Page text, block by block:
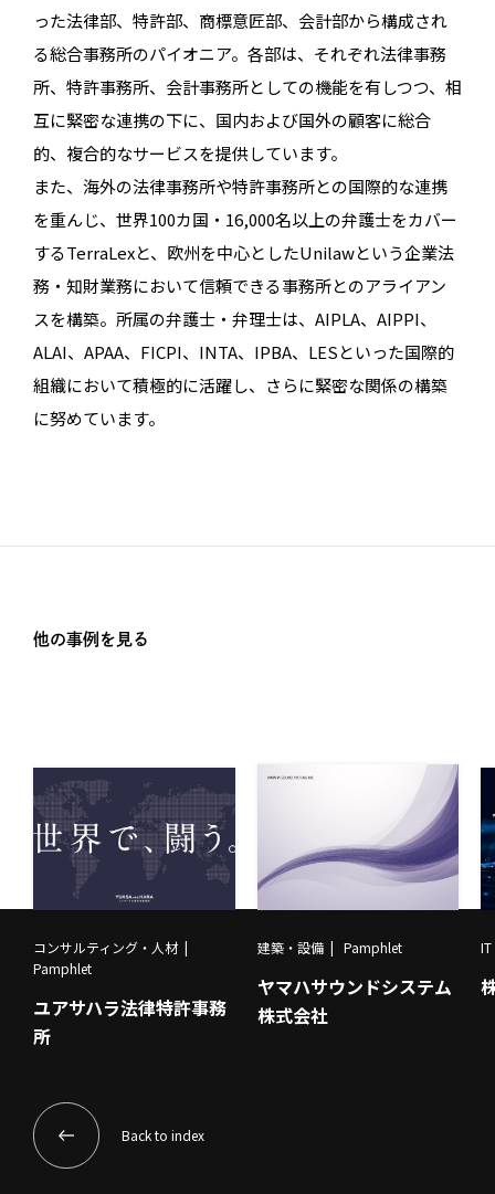
った法律部、特許部、商標意匠部、会計部から構成され
る総合事務所のパイオニア。各部は、それぞれ法律事務
所、特許事務所、会計事務所としての機能を有しつつ、相
互に緊密な連携の下に、国内および国外の顧客に総合
的、複合的なサービスを提供しています。
また、海外の法律事務所や特許事務所との国際的な連携
を重んじ、世界100カ国・16,000名以上の弁護士をカバー
するTerraLexと、欧州を中心としたUnilawという企業法
務・知財業務において信頼できる事務所とのアライアン
スを構築。所属の弁護士・弁理士は、AIPLA、AIPPI、
ALAI、APAA、FICPI、INTA、IPBA、LESといった国際的
組織において積極的に活躍し、さらに緊密な関係の構築
に努めています。
他の事例を見る
コンサルティング・人材
Pamphlet
ユアサハラ法律特許事務
所
建築・設備 Pamphlet
ヤマハサウンドシステム
株式会社
Back to index